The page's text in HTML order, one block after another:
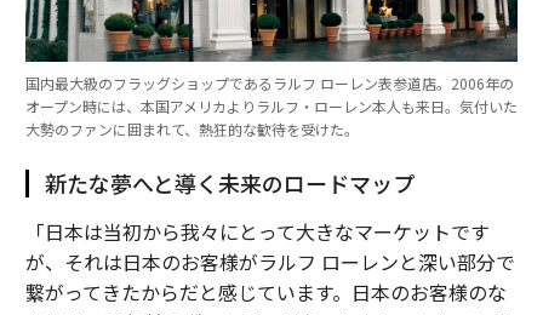
国内最大級のフラッグショップであるラルフ ローレン表参道店。2006年の
オープン時には、本国アメリカよりラルフ・ローレン本人も来日。気付いた
大勢のファンに囲まれて、熱狂的な歓待を受けた。
新たな夢へと導く未来のロードマップ
「日本は当初から我々にとって大きなマーケットです
が、それは日本のお客様がラルフ ローレンと深い部分で
繋がってきたからだと感じています。日本のお客様のな